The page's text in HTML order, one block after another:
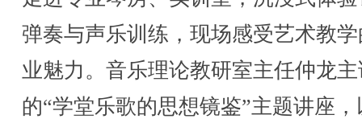
弹奏与声乐训练，现场感受艺术教
业魅力。音乐理论教研室主任仲龙
的“学堂乐歌的思想镜鉴”主题讲座，